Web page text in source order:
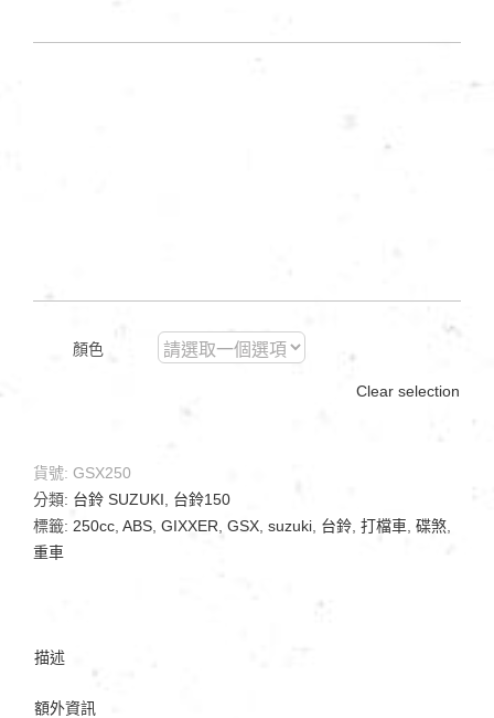
顏色
Clear selection
貨號: GSX250
分類: 台鈴 SUZUKI
台鈴150
標籤: 250cc ABS GIXXER GSX suzuki 台鈴 打檔車 碟煞
重車
描述
額外資訊